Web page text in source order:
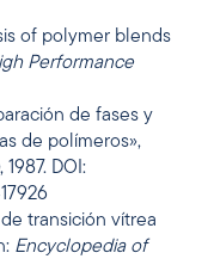
of polymer blends
Performance
de fases y
de polímeros»,
, 1987. DOI:
transición vítrea
Encyclopedia of